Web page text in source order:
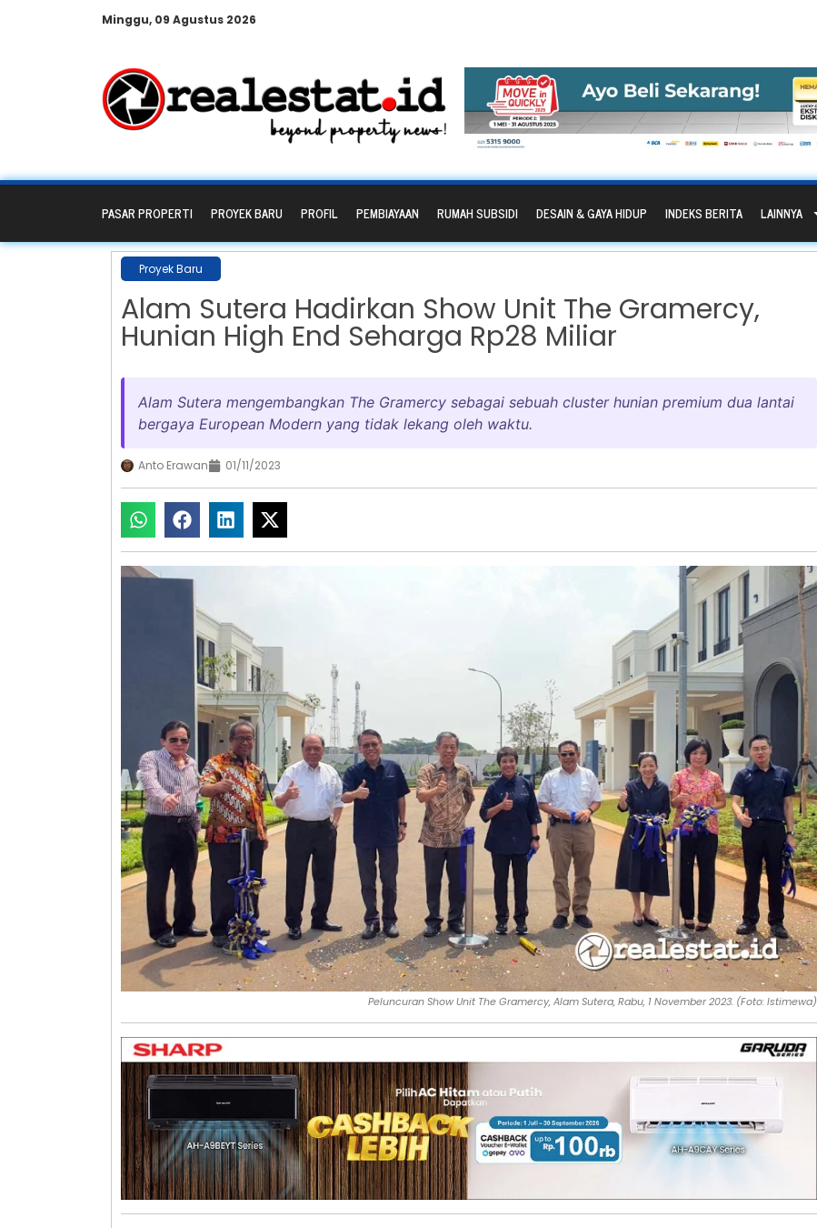
Minggu, 09 Agustus 2026
PASAR PROPERTI PROYEK BARU PROFIL PEMBIAYAAN RUMAH SUBSIDI DESAIN & GAYA HIDUP INDEKS BERITA LAINNYA
Proyek Baru
Alam Sutera Hadirkan Show Unit The Gramercy,
Hunian High End Seharga Rp28 Miliar
Alam Sutera mengembangkan The Gramercy sebagai sebuah cluster hunian premium dua lantai
bergaya European Modern yang tidak lekang oleh waktu.
Anto Erawan 01/11/2023
Peluncuran Show Unit The Gramercy, Alam Sutera, Rabu, 1 November 2023. (Foto: Istimewa)